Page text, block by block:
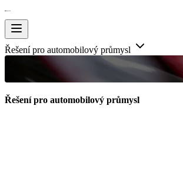
Řešení pro automobilový průmysl
Řešení pro automobilový průmysl